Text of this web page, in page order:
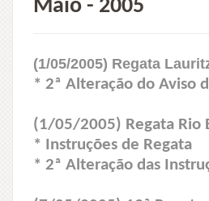
Maio - 2005
(1/05/2005) Regata
* 2ª Alteração do Aviso
(1/05/2005) Regata Rio
* Instruções de Regata
* 2ª Alteração das